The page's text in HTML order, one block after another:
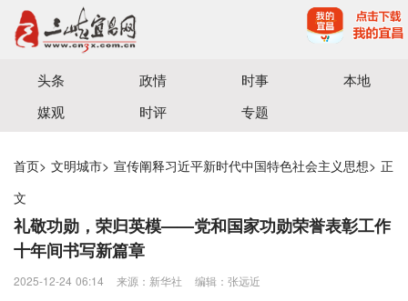
宜昌三峡融媒体中心主办
头条 政情 时事
本地
媒观
时评 专题
首页> 文明城市> 宣传阐释习近平新时代中国特色社会主义思想> 正
文
礼敬功勋，荣归英模——党和国家功勋荣誉表彰工作
十年间书写新篇章
2025-12-24 06:14 来源：新华社 编辑：张远近